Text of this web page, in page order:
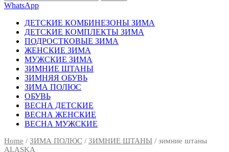
WhatsApp
ДЕТСКИЕ КОМБИНЕЗОНЫ ЗИМА
ДЕТСКИЕ КОМПЛЕКТЫ ЗИМА
ПОДРОСТКОВЫЕ ЗИМА
ЖЕНСКИЕ ЗИМА
МУЖСКИЕ ЗИМА
ЗИМНИЕ ШТАНЫ
ЗИМНЯЯ ОБУВЬ
ЗИМА ПОЛЮС
ОБУВЬ
ВЕСНА ДЕТСКИЕ
ВЕСНА ЖЕНСКИЕ
ВЕСНА МУЖСКИЕ
Home / ЗИМА ПОЛЮС / ЗИМНИЕ ШТАНЫ / зимние штаны
ALASKA